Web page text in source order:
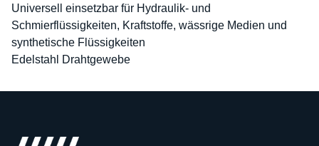
Universell einsetzbar für Hydraulik- und
Schmierflüssigkeiten, Kraftstoffe, wässrige Medien und
synthetische Flüssigkeiten
Edelstahl Drahtgewebe